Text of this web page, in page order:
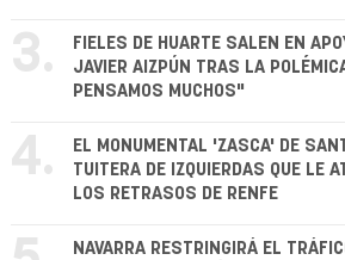
3.
FIELES DE HUARTE SALEN EN
JAVIER AIZPÚN TRAS LA
PENSAMOS MUCHOS"
4.
EL MONUMENTAL 'ZASCA' DE
TUITERA DE IZQUIERDAS QUE LE
LOS RETRASOS DE RENFE
NAVARRA RESTRINGIRÁ EL